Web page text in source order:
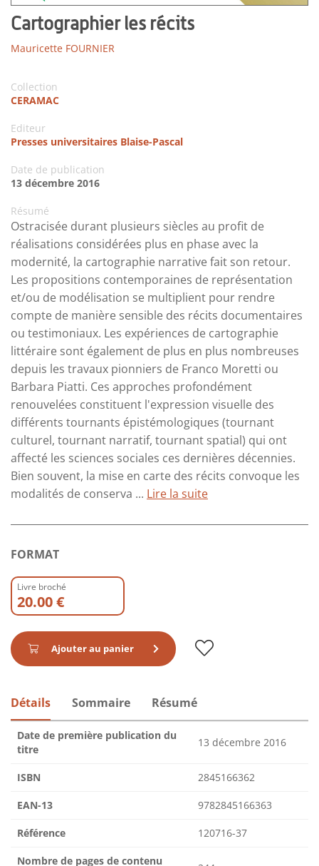
Cartographier les récits
Mauricette FOURNIER
Collection
CERAMAC
Editeur
Presses universitaires Blaise-Pascal
Date de publication
13 décembre 2016
Résumé
Ostracisée durant plusieurs siècles au profit de
réalisations considérées plus en phase avec la
modernité, la cartographie narrative fait son retour.
Les propositions contemporaines de représentation
et/ou de modélisation se multiplient pour rendre
compte de manière sensible des récits documentaires
ou testimoniaux. Les expériences de cartographie
littéraire sont également de plus en plus nombreuses
depuis les travaux pionniers de Franco Moretti ou
Barbara Piatti. Ces approches profondément
renouvelées constituent l'expression visuelle des
différents tournants épistémologiques (tournant
culturel, tournant narratif, tournant spatial) qui ont
affecté les sciences sociales ces dernières décennies.
Bien souvent, la mise en carte des récits convoque les
modalités de conserva ... Lire la suite
FORMAT
Livre broché
20.00 €
Ajouter au panier
Détails Sommaire Résumé
Date de première publication du
titre
13 décembre 2016
ISBN 2845166362
EAN-13 9782845166363
Référence 120716-37
Nombre de pages de contenu